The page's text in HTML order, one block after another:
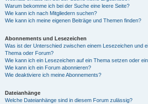
Warum bekomme ich bei der Suche eine leere Seite?
Wie kann ich nach Mitgliedern suchen?
Wie kann ich meine eigenen Beiträge und Themen finden?
Abonnements und Lesezeichen
Was ist der Unterschied zwischen einem Lesezeichen und
Thema oder Forum?
Wie kann ich ein Lesezeichen auf ein Thema setzen oder
Wie kann ich ein Forum abonnieren?
Wie deaktiviere ich meine Abonnements?
Dateianhänge
Welche Dateianhänge sind in diesem Forum zulässig?